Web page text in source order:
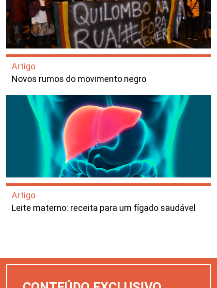
Artigo
Novos rumos do movimento negro
Artigo
Leite materno: receita para um fígado saudável